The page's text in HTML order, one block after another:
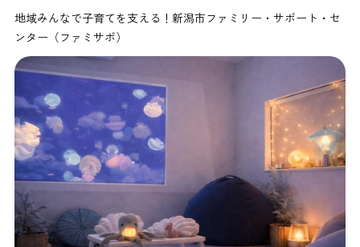
地域みんなで子育てを支える！新潟市ファミリー・サポート・セ
ンター（ファミサポ）